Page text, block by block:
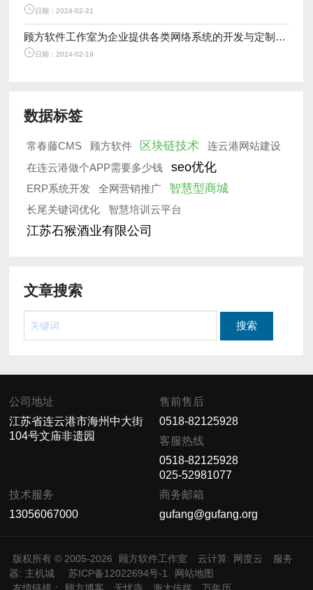
日期：2024-02-21
顾方软件工作室为企业提供各类网络系统的开发与定制服务
日期：2024-02-19
数据标签
常春藤CMS 顾方软件 区块链技术
连云港网站建设
在连云港做个APP需要多少钱
seo优化
ERP系统开发 全网营销推广 智慧型商城
长尾关键词优化 智慧培训云平台
江苏石猴酒业有限公司
文章搜索
公司地址
江苏省连云港市海州中大街
104号文庙非遗园
售前售后
0518-82125928
客服热线
0518-82125928
025-52981077
技术服务
13056067000
商务邮箱
gufang@gufang.org
版权所有 © 2005-2026 顾方软件工作室 云计算: 网度云
服务
器: 主机城 苏ICP备12022694号-1
网站地图